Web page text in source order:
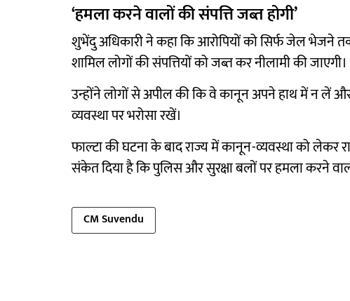
‘हमला करने वालों की संपत्ति जब्त होगी’
शुभेंदु अधिकारी ने कहा कि आरोपियों को सिर्फ जेल भेजने
शामिल लोगों की संपत्तियों को जब्त कर नीलामी की जाएगी।
उन्होंने लोगों से अपील की कि वे कानून अपने हाथ में न लें
व्यवस्था पर भरोसा रखें।
फाल्टा की घटना के बाद राज्य में कानून-व्यवस्था को लेकर
संकेत दिया है कि पुलिस और सुरक्षा बलों पर हमला करने
CM Suvendu